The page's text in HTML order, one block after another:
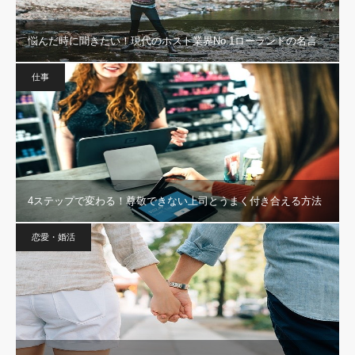
悩んだ時に聞きたい！現代のホスト業界No.1ローランドの名言
仕事
4ステップで変わる！尊敬できない上司とうまく付き合える方法
恋愛・婚活